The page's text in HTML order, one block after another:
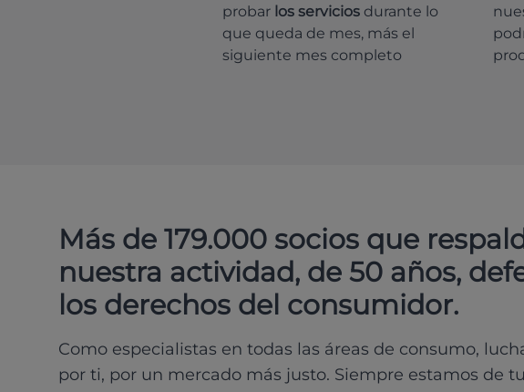
probar los servicios durante lo
que queda de mes, más el
siguiente mes completo
Más de 179.000 socios que
nuestra actividad, de 50 años,
los derechos del consumidor.
Como especialistas en todas las áreas de consumo,
por ti, por un mercado más justo. Siempre estamos de